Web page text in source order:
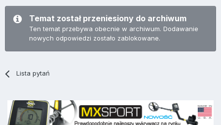
Temat został przeniesiony do archiwum
Ten temat przebywa obecnie w archiwum. Dodawanie
nowych odpowiedzi zostało zablokowane.
Lista pytań